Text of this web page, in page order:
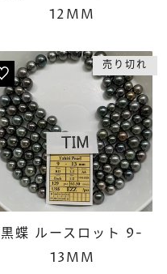
12MM
売り切れ
黒蝶 ルースロット 9-
13MM